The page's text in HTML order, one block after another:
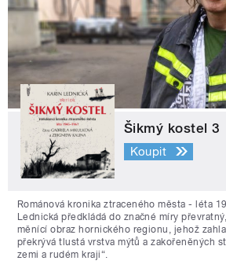
Šikmý kostel 3
Koupit
Románová kronika ztraceného města - léta
Lednická předkládá do značné míry
měnící obraz hornického regionu, jehož
překrývá tlustá vrstva mýtů a zakořeněných
zemi a rudém kraji“.